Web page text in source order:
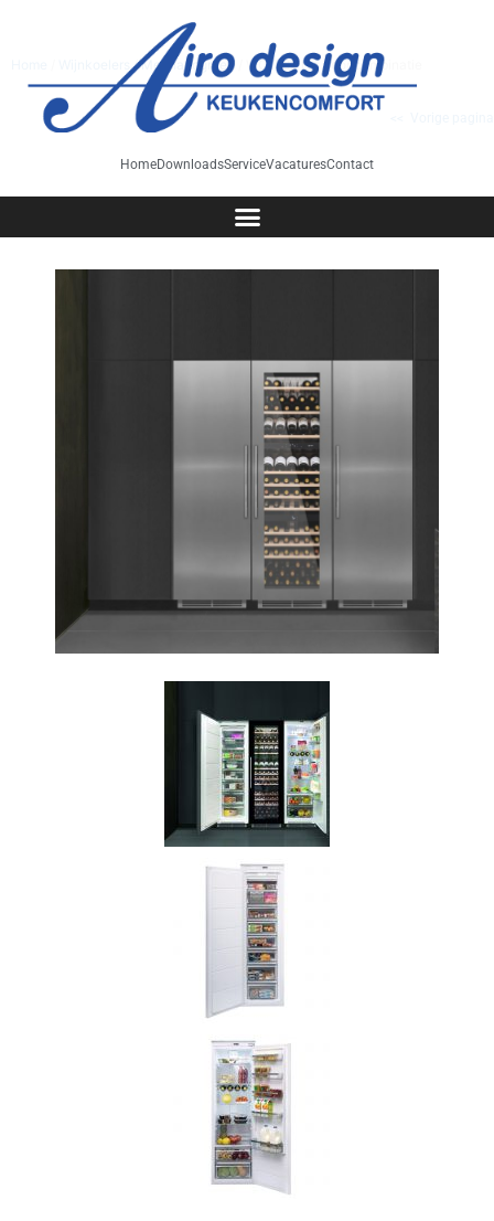
HomeDownloadsServiceVacaturesContact
/Met handgreep / WC1792 rvs voor combinatie